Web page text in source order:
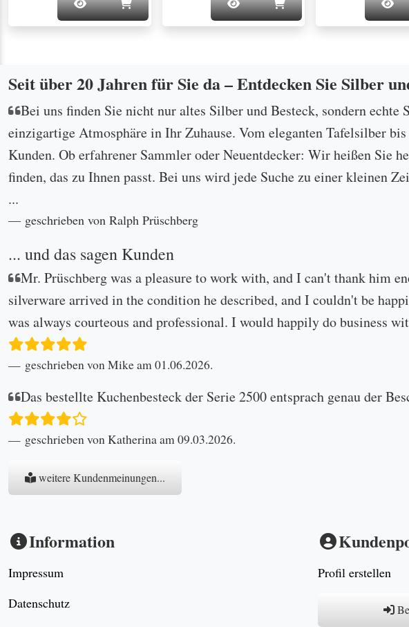
Seit über 20 Jahren für Sie da – Entdecken Sie Silber
Bei uns finden Sie nicht nur altes Silber und Besteck, sondern
einzigartige Atmosphäre in Ihr Zuhause. Vom eleganten Tafelsilber
Kunden. Ob erfahrener Sammler oder Neuentdecker: Wir heißen Sie
finden, das zu Ihnen passt. Bei uns wird jede Suche zu einer kleinen
...
geschrieben von Ralph Prüschberg
... und das sagen Kunden
Mr. Prüschberg was a pleasure to work with, and I can't thank him
silverware arrived in the condition he described, and I couldn't be
was always courteous and professional. I would happily do business
geschrieben von Mike am 01.06.2026.
Das bestellte Kuchenbesteck der Serie 2500 entsprach genau der
geschrieben von Katherina am 09.03.2026.
weitere Kundenmeinungen...
Information
Impressum
Datenschutz
Profil erstellen